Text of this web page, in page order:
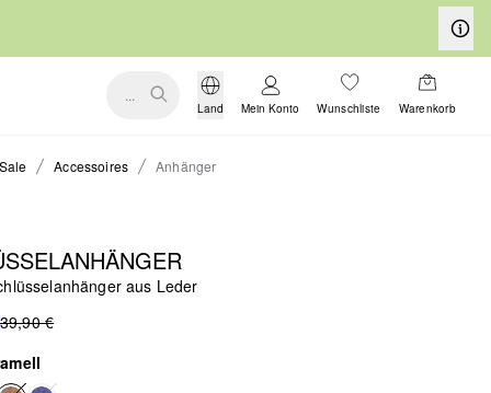
...
Land Mein Konto Wunschliste Warenkorb
Sale Accessoires Anhänger
aus Leder
39,90 €